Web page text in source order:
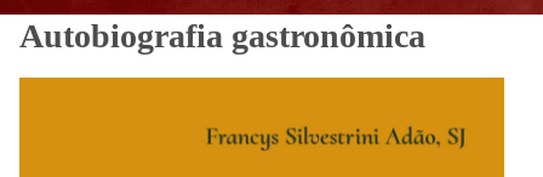
Autobiografia gastronômica